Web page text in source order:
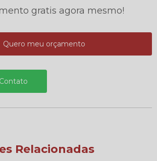
gratis agora mesmo!
Quero meu orçamento
Relacionadas